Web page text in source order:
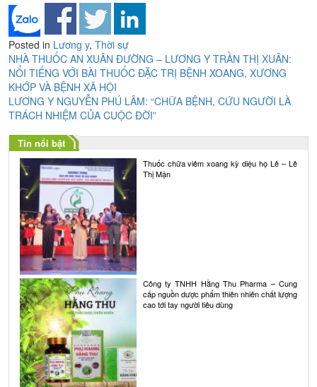
Posted in Lương y, Thời sự
Điều
hướng
bài
viết
NHÀ THUỐC AN XUÂN ĐƯỜNG – LƯƠNG Y TRẦN THỊ XUÂN:
NỔI TIẾNG VỚI BÀI THUỐC ĐẶC TRỊ BỆNH XOANG, XƯƠNG
KHỚP VÀ BỆNH XÃ HỘI
LƯƠNG Y NGUYỄN PHÚ LÂM: “CHỮA BỆNH, CỨU NGƯỜI LÀ
TRÁCH NHIỆM CỦA CUỘC ĐỜI”
Tin nổi bật
Thuốc chữa viêm xoang kỳ diệu họ Lê – Lê
Thị Mận
Công ty TNHH Hằng Thu Pharma – Cung
cấp nguồn dược phẩm thiên nhiên chất lượng
cao tới tay người tiêu dùng